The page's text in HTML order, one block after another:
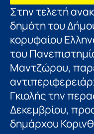
Στην τελετή
δημότη του
κορυφαίου
του
Μαντζώρου,
Γκιολής την
Δεκεμβρίου,
δημάρχου